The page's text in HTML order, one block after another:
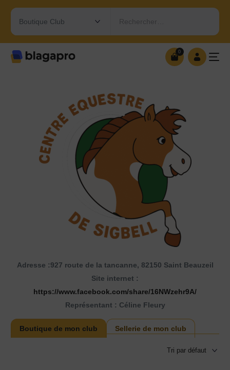
Rechercher…
0
Adresse :927 route de la tancanne, 82150 Saint Beauzeil
Site internet :
https://www.facebook.com/share/16NWzehr9A/
Représentant : Céline Fleury
Boutique de mon club Sellerie de mon club